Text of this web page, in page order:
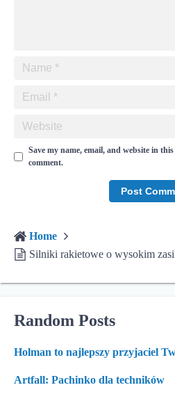
Save my name, email, and website in
comment.
Home
Silniki rakietowe o wysokim
Random Posts
Holman to najlepszy przyjaciel
Artfall: Pachinko dla techników